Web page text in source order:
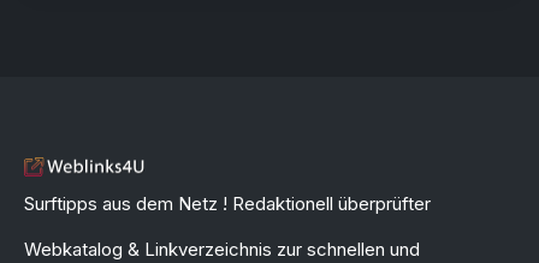
Surftipps aus dem Netz ! Redaktionell überprüfter
Webkatalog & Linkverzeichnis zur schnellen und